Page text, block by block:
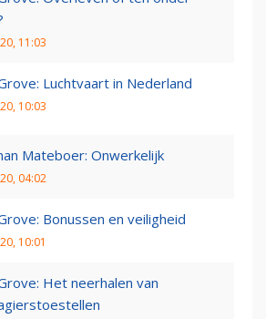
11:03
Luchtvaart in Nederland
10:03
Mateboer: Onwerkelijk
04:02
Bonussen en veiligheid
10:01
Het neerhalen van